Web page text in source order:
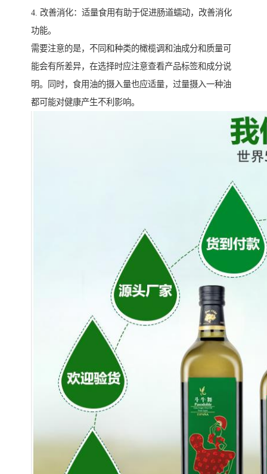
4. 改善消化：适量食用有助于促进肠道蠕动，改善消化
功能。
需要注意的是，不同和种类的橄榄调和油成分和质量可
能会有所差异，在选择时应注意查看产品标签和成分说
明。同时，食用油的摄入量也应适量，过量摄入一种油
都可能对健康产生不利影响。